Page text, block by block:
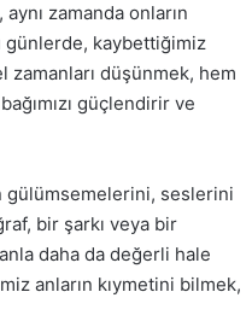
zamanda onların
günlerde, kaybettiğimiz
zamanları düşünmek, hem
güçlendirir ve
gülümsemelerini, seslerini
bir şarkı veya bir
daha da değerli hale
anların kıymetini bilmek,